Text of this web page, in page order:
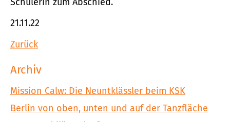
21.11.22
Zurück
Archiv
Mission Calw: Die Neuntklässler beim KSK
Berlin von oben, unten und auf der Tanzfläche